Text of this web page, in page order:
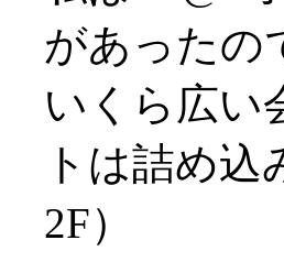
があったの
いくら広い
トは詰め
2F）